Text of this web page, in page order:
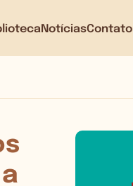
NotíciasContato